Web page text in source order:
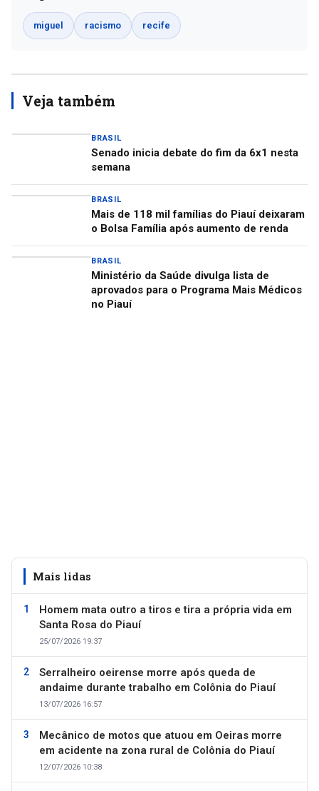
miguel racismo recife
Veja também
BRASIL
Senado inicia debate do fim da 6x1 nesta
semana
BRASIL
Mais de 118 mil famílias do Piauí deixaram
o Bolsa Família após aumento de renda
BRASIL
Ministério da Saúde divulga lista de
aprovados para o Programa Mais Médicos
no Piauí
Mais lidas
Homem mata outro a tiros e tira a própria vida em
Santa Rosa do Piauí
25/07/2026 19:37
Serralheiro oeirense morre após queda de
andaime durante trabalho em Colônia do Piauí
13/07/2026 16:57
Mecânico de motos que atuou em Oeiras morre
em acidente na zona rural de Colônia do Piauí
12/07/2026 10:38